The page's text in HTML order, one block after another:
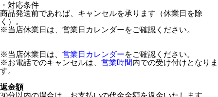
・対応条件
商品発送前であれば、キャンセルを承ります（休業日を除
く）。
※当店休業日は、営業日カレンダーをご確認ください。
※当店休業日は、 営業日カレンダーをご確認ください。
※お電話でのキャンセルは、 営業時間内での受け付けとなりま
す。
返金額
30分以内の場合は、お支払いの代金全額を返金いたします。